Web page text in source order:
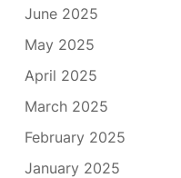
June 2025
May 2025
April 2025
March 2025
February 2025
January 2025